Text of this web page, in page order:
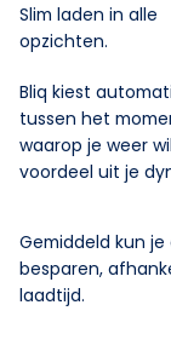
Slim laden in alle
opzichten.
Bliq kiest
tussen het
waarop je weer
voordeel uit je
Gemiddeld kun
besparen,
laadtijd.